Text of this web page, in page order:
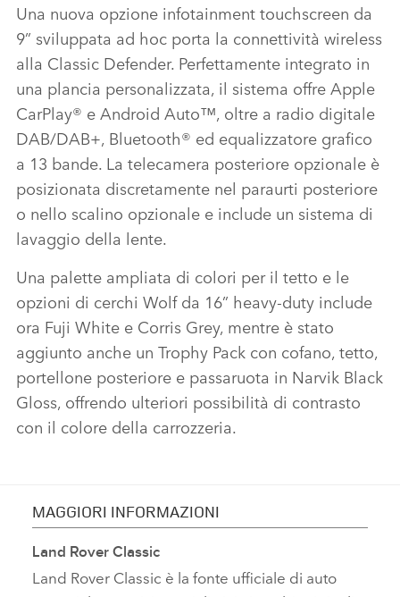
Una nuova opzione infotainment touchscreen da
9” sviluppata ad hoc porta la connettività wireless
alla Classic Defender. Perfettamente integrato in
una plancia personalizzata, il sistema offre Apple
CarPlay® e Android Auto™, oltre a radio digitale
DAB/DAB+, Bluetooth® ed equalizzatore grafico
a 13 bande. La telecamera posteriore opzionale è
posizionata discretamente nel paraurti posteriore
o nello scalino opzionale e include un sistema di
lavaggio della lente.
Una palette ampliata di colori per il tetto e le
opzioni di cerchi Wolf da 16” heavy‑duty include
ora Fuji White e Corris Grey, mentre è stato
aggiunto anche un Trophy Pack con cofano, tetto,
portellone posteriore e passaruota in Narvik Black
Gloss, offrendo ulteriori possibilità di contrasto
con il colore della carrozzeria.
MAGGIORI INFORMAZIONI
Land Rover Classic
Land Rover Classic è la fonte ufficiale di auto